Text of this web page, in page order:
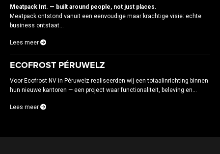
Meatpack Int. — built around people, not just places.
Meatpack ontstond vanuit een eenvoudige maar krachtige visie: echte
business ontstaat...
Lees meer
ECOFROST PÉRUWELZ
Voor Ecofrost NV in Péruwelz realiseerden wij een totaalinrichting binnen
hun nieuwe kantoren — een project waar functionaliteit, beleving en...
Lees meer